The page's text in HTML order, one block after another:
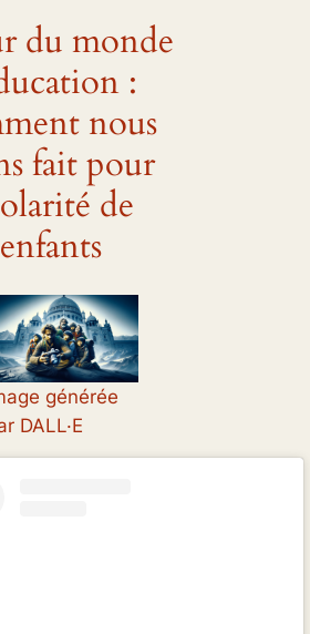
du monde
:
nous
fait pour
de
générée
DALL·E